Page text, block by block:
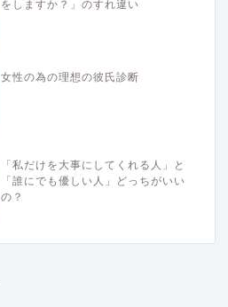
をしますか？」のすれ違い
女性の為の理想の彼氏診断
「私だけを大事にしてくれる人」と
「誰にでも優しい人」どっちがいい
の？